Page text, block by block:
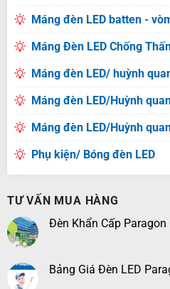
Máng đèn LED batten -
Máng Đèn LED Chống
Máng đèn LED/ huỳnh
Máng đèn LED/Huỳnh
Máng đèn LED/Huỳnh
Phụ kiện/ Bóng đèn LED
TƯ VẤN MUA HÀNG
Đèn Khẩn Cấp
Bảng Giá Đèn LED